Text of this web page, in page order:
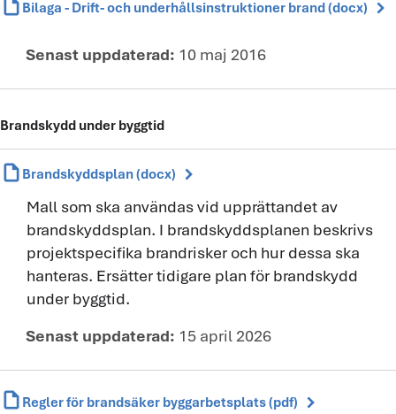
draft Bilaga - Drift- och underhållsinstruktioner brand (docx) chevron_right
Senast uppdaterad: 10 maj 2016
Brandskydd under byggtid
draft Brandskyddsplan (docx) chevron_right
Mall som ska användas vid upprättandet av
brandskyddsplan. I brandskyddsplanen beskrivs
projektspecifika brandrisker och hur dessa ska
hanteras. Ersätter tidigare plan för brandskydd
under byggtid.
Senast uppdaterad: 15 april 2026
draft Regler för brandsäker byggarbetsplats (pdf) chevron_right